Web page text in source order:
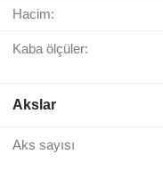
Hacim:
Kaba ölçüler:
Akslar
Aks sayısı